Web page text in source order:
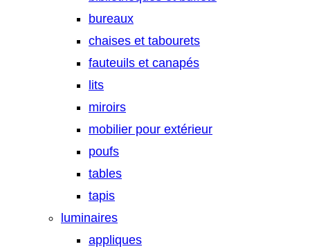
bureaux
chaises et tabourets
fauteuils et canapés
lits
miroirs
mobilier pour extérieur
poufs
tables
tapis
luminaires
appliques